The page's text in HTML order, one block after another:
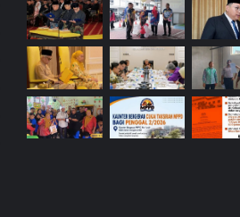
a
1
J
u
l
a
i
D